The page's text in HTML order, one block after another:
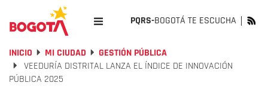
PQRS-BOGOTÁ TE ESCUCHA
INICIO MI CIUDAD
GESTIÓN PÚBLICA
VEEDURÍA DISTRITAL LANZA EL ÍNDICE DE INNOVACIÓN
PÚBLICA 2025